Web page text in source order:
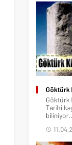
Göktürk
Göktürk
Tarihi